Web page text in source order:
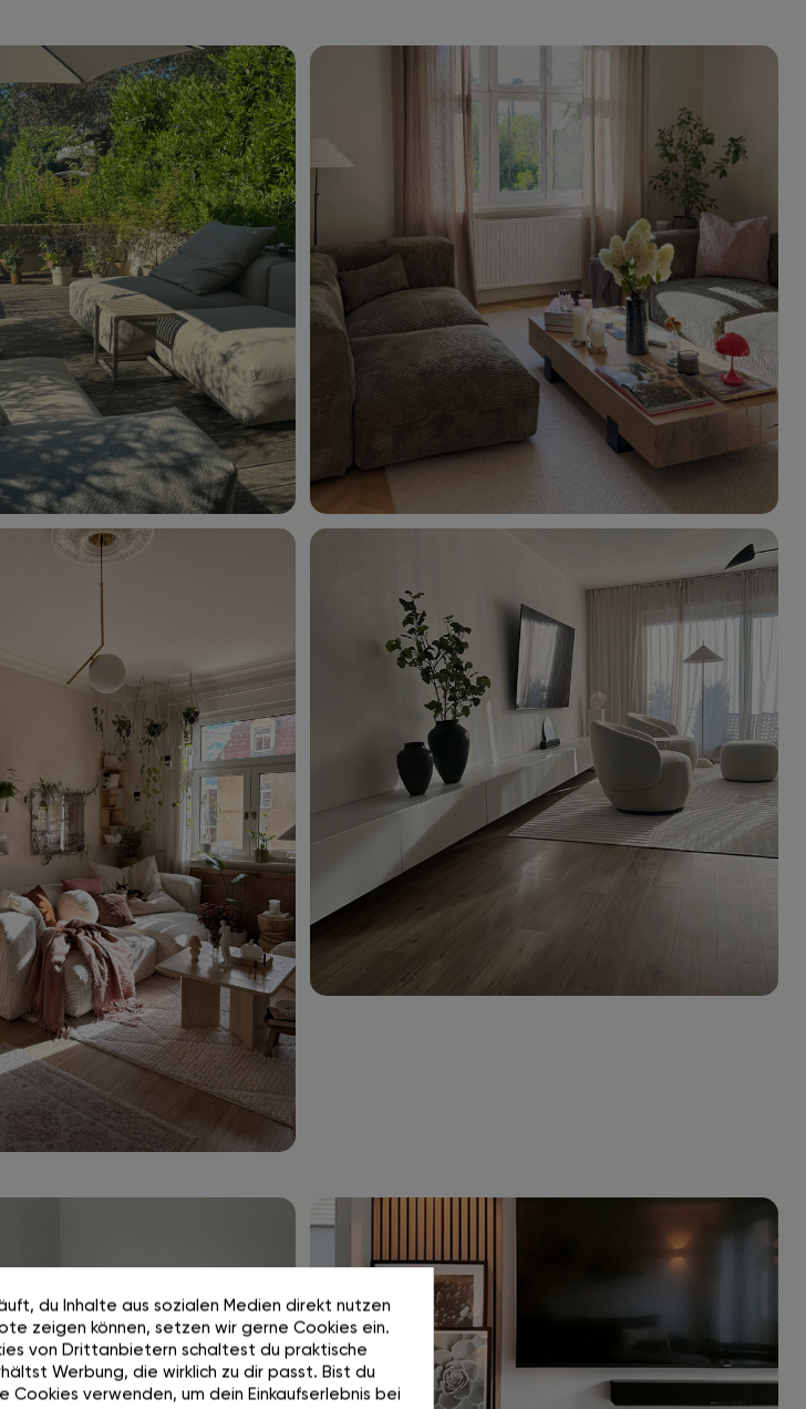
du Inhalte aus sozialen Medien direkt nutzen
zeigen können, setzen wir gerne Cookies ein.
von Drittanbietern schaltest du praktische
Werbung, die wirklich zu dir passt. Bist du
verwenden, um dein Einkaufserlebnis bei